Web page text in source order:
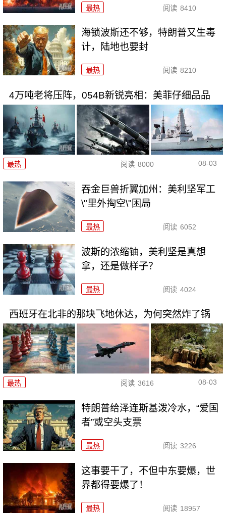
最热 阅读 8410
海锁波斯还不够，特朗普又生毒
计，陆地也要封
最热 阅读 8210
4万吨老将压阵，054B新锐亮相：美菲仔细品品
最热 阅读 8000 08-03
吞金巨兽折翼加州：美利坚军工
\"里外掏空\"困局
最热 阅读 6052
波斯的浓缩铀，美利坚是真想
拿，还是做样子？
最热 阅读 4024
西班牙在北非的那块飞地休达，为何突然炸了锅
最热 阅读 3616 08-03
特朗普给泽连斯基泼冷水，“爱国
者”或空头支票
最热 阅读 3226
这事要干了，不但中东要爆，世
界都得要爆了！
最热 阅读 18957